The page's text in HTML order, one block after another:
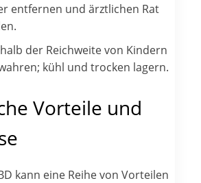
entfernen und ärztlichen Rat
der Reichweite von Kindern
kühl und trocken lagern.
Vorteile und
kann eine Reihe von Vorteilen